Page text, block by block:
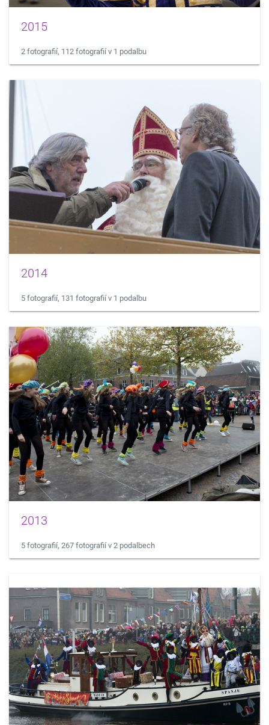
2015
2 fotografií, 112 fotografií v 1 podalbu
2014
5 fotografií, 131 fotografií v 1 podalbu
2013
5 fotografií, 267 fotografií v 2 podalbech